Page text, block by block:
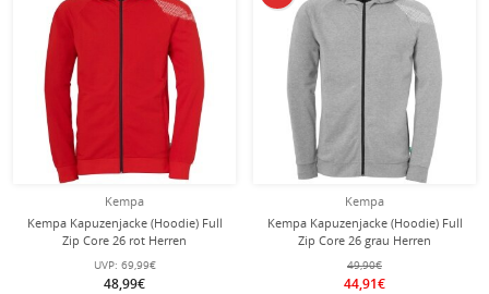
Kempa
Kempa Kapuzenjacke (Hoodie) Full
Zip Core 26 rot Herren
UVP: 69,99€
48,99€
Kempa
Kempa Kapuzenjacke (Hoodie) Full
Zip Core 26 grau Herren
49,90€
44,91€